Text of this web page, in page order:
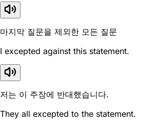
마지막 질문을 제외한 모든 질문
I excepted against this statement.
저는 이 주장에 반대했습니다.
They all excepted to the statement.